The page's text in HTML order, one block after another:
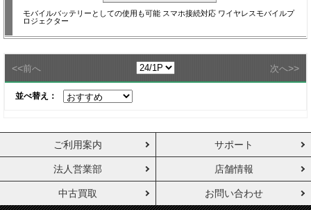
モバイルバッテリーとしての使用も可能 スマホ接続対応 ワイヤレスモバイルプ
ロジェクター
<<前へ 次へ>>
並べ替え：
ご利用案内 サポート
法人営業部 店舗情報
中古買取 お問い合わせ